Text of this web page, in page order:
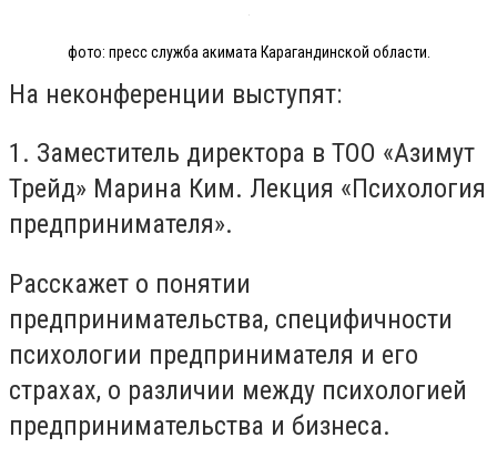
фото: пресс служба акимата Карагандинской области.
На неконференции выступят:
1. Заместитель директора в ТОО «Азимут
Трейд» Марина Ким. Лекция «Психология
предпринимателя».
Расскажет о понятии
предпринимательства, специфичности
психологии предпринимателя и его
страхах, о различии между психологией
предпринимательства и бизнеса.